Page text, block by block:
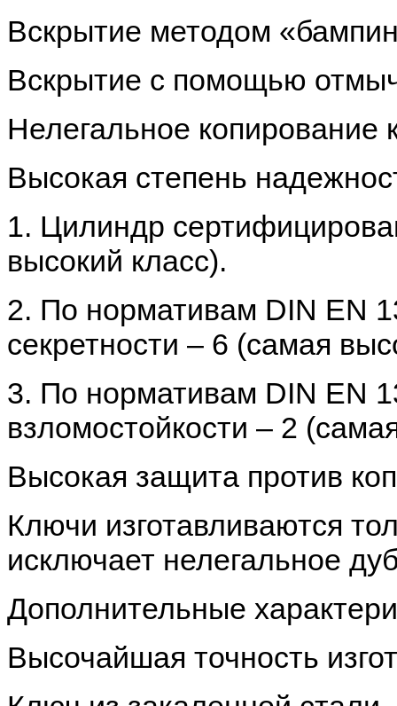
Вскрытие методом
Вскрытие с помощью
Нелегальное копирование
Высокая степень
1. Цилиндр
высокий класс).
2. По нормативам DIN EN
секретности – 6 (самая
3. По нормативам DIN EN
взломостойкости – 2
Высокая защита против
Ключи изготавливаются
исключает нелегальное
Дополнительные
Высочайшая точность